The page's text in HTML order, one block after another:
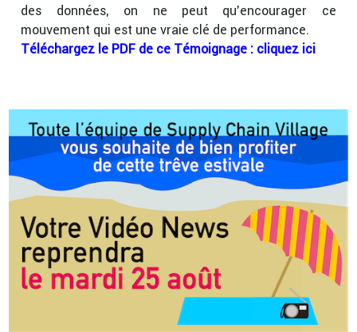
des données, on ne peut qu’encourager ce
mouvement qui est une vraie clé de performance.
Téléchargez le PDF de ce Témoignage : cliquez ici